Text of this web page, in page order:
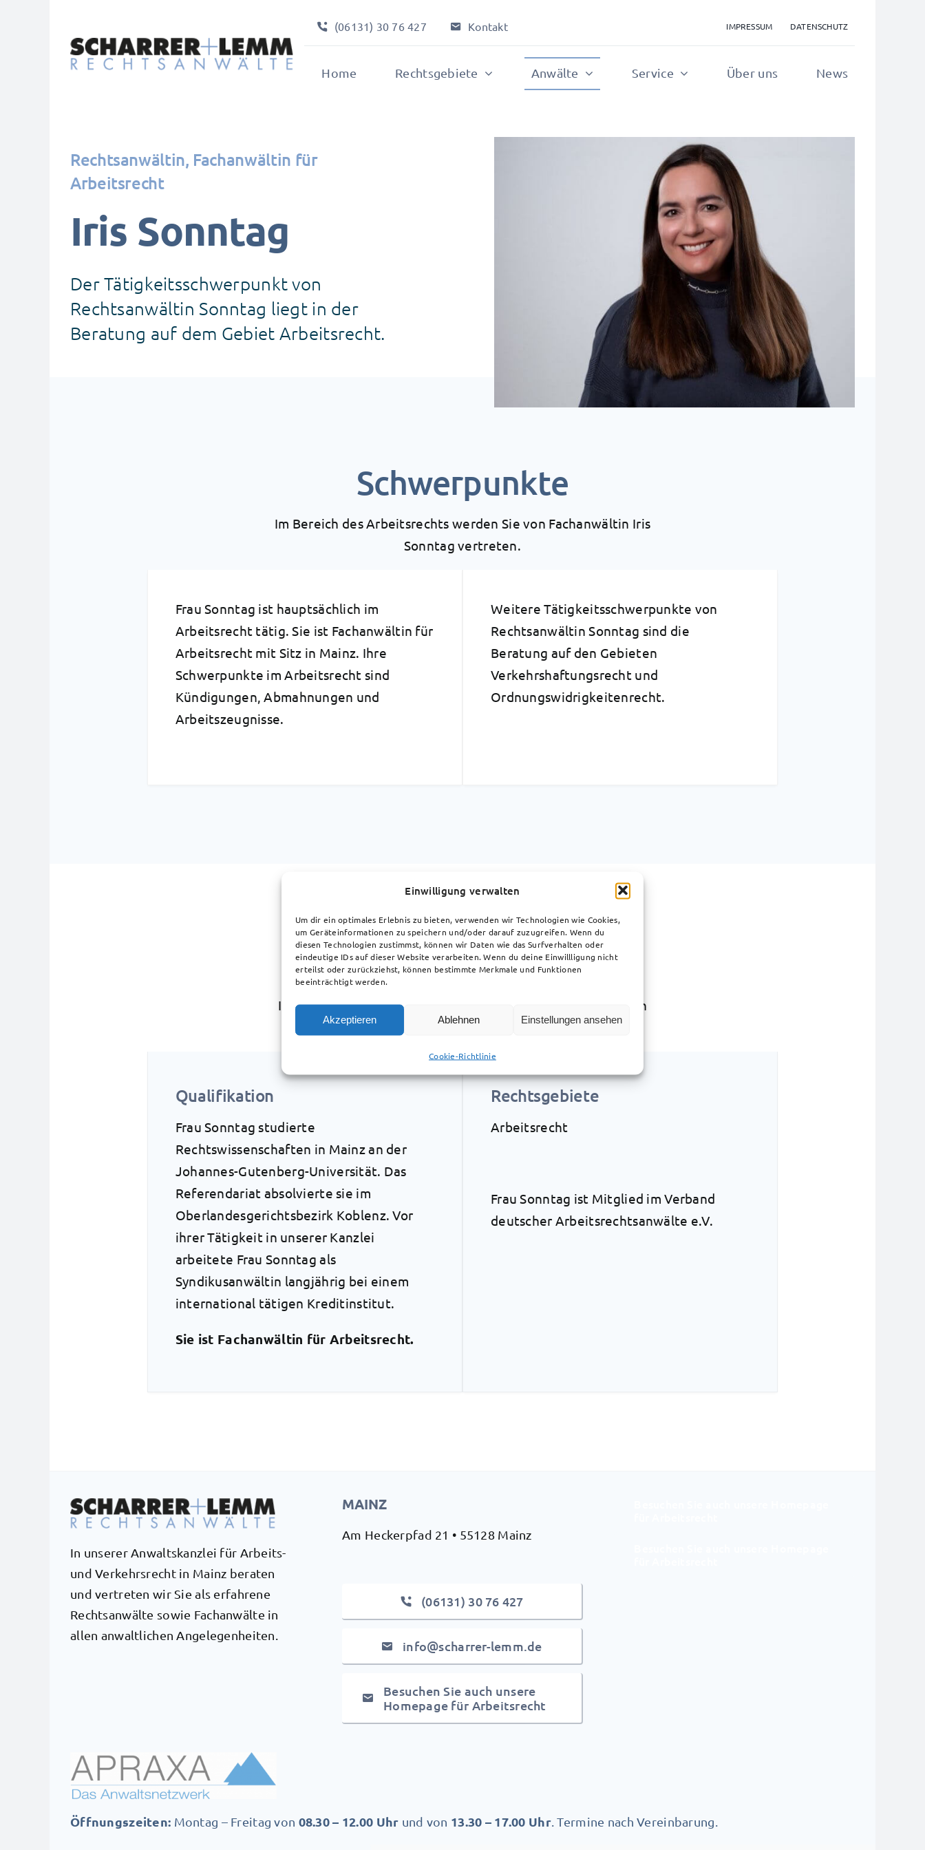
Einwilligung verwalten
Um dir ein optimales Erlebnis zu bieten, verwenden wir Technologien wie Cookies,
um Geräteinformationen zu speichern und/oder darauf zuzugreifen. Wenn du
diesen Technologien zustimmst, können wir Daten wie das Surfverhalten oder
eindeutige IDs auf dieser Website verarbeiten. Wenn du deine Einwillligung nicht
erteilst oder zurückziehst, können bestimmte Merkmale und Funktionen
beeinträchtigt werden.
Akzeptieren Ablehnen Einstellungen ansehen
Cookie-Richtlinie
(06131) 30 76 427 Kontakt IMPRESSUM DATENSCHUTZ
Home Rechtsgebiete Anwälte Service Über uns News
Rechtsanwältin, Fachanwältin für
Arbeitsrecht
Iris Sonntag
Der Tätigkeitsschwerpunkt von
Rechtsanwältin Sonntag liegt in der
Beratung auf dem Gebiet Arbeitsrecht.
Schwerpunkte
Im Bereich des Arbeitsrechts werden Sie von Fachanwältin Iris
Sonntag vertreten.
Frau Sonntag ist hauptsächlich im
Arbeitsrecht tätig. Sie ist Fachanwältin für
Arbeitsrecht mit Sitz in Mainz. Ihre
Schwerpunkte im Arbeitsrecht sind
Kündigungen, Abmahnungen und
Arbeitszeugnisse.
Weitere Tätigkeitsschwerpunkte von
Rechtsanwältin Sonntag sind die
Beratung auf den Gebieten
Verkehrshaftungsrecht und
Ordnungswidrigkeitenrecht.
Qualifikation &
Rechtsgebiete
Im Bereich des Arbeitsrechts werden Sie von Rechtsanwältin
und Fachänwältin für Arbeitsrecht Iris Sonntag vertreten.
Qualifikation
Frau Sonntag studierte
Rechtswissenschaften in Mainz an der
Johannes-Gutenberg-Universität. Das
Referendariat absolvierte sie im
Oberlandesgerichtsbezirk Koblenz. Vor
ihrer Tätigkeit in unserer Kanzlei
arbeitete Frau Sonntag als
Syndikusanwältin langjährig bei einem
international tätigen Kreditinstitut.
Sie ist Fachanwältin für Arbeitsrecht.
Rechtsgebiete
Arbeitsrecht
Frau Sonntag ist Mitglied im Verband
deutscher Arbeitsrechtsanwälte e.V.
In unserer Anwaltskanzlei für Arbeits-
und Verkehrsrecht in Mainz beraten
und vertreten wir Sie als erfahrene
Rechtsanwälte sowie Fachanwälte in
allen anwaltlichen Angelegenheiten.
MAINZ
Am Heckerpfad 21 • 55128 Mainz
(06131) 30 76 427
info@scharrer-lemm.de
Besuchen Sie auch unsere
Homepage für Arbeitsrecht
Öffnungszeiten: Montag – Freitag von 08.30 – 12.00 Uhr und von 13.30 – 17.00 Uhr. Termine nach Vereinbarung.